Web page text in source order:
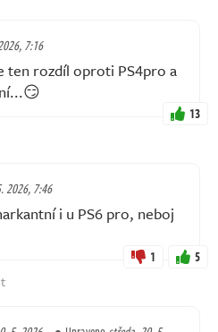
7:16
ten rozdíl oproti PS4pro a
13
2026, 7:46
i u PS6 pro, neboj
1 5